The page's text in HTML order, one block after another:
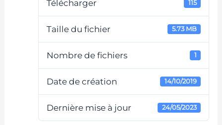
Télécharger 115
Taille du fichier 5.73 MB
Nombre de fichiers 1
Date de création 14/10/2019
Dernière mise à jour 24/05/2023